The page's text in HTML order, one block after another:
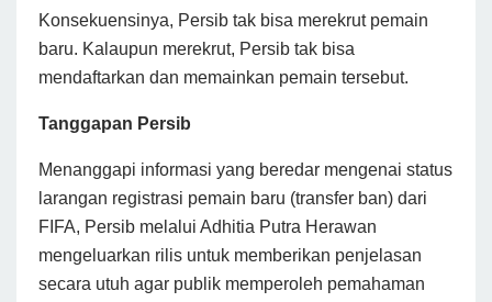
Konsekuensinya, Persib tak bisa merekrut pemain
baru. Kalaupun merekrut, Persib tak bisa
mendaftarkan dan memainkan pemain tersebut.
Tanggapan Persib
Menanggapi informasi yang beredar mengenai status
larangan registrasi pemain baru (transfer ban) dari
FIFA, Persib melalui Adhitia Putra Herawan
mengeluarkan rilis untuk memberikan penjelasan
secara utuh agar publik memperoleh pemahaman